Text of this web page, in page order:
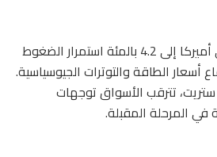
يعكس ارتفاع التضخم في أميركا إلى 4.2 بالمئة استمرار الضغوط
أسعار الطاقة والتوترات الجيوسياسية.
تترقب الأسواق توجهات
في المرحلة المقبلة.